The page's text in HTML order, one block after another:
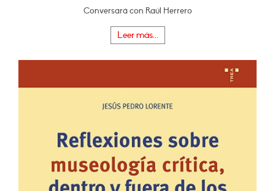
Conversará con Raúl Herrero
Leer más...